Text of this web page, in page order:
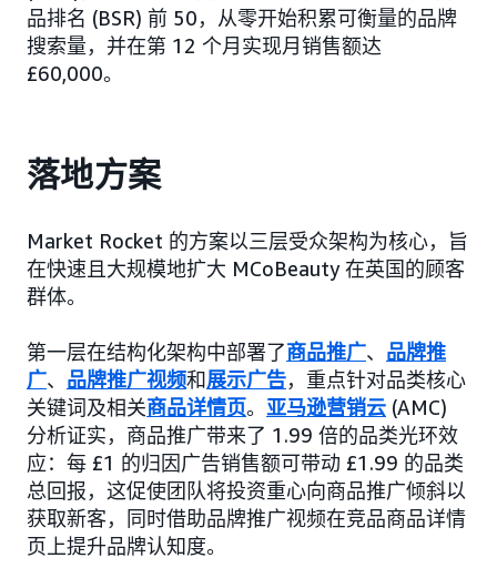
品排名 (BSR) 前 50，从零开始积累可衡量的品牌
搜索量，并在第 12 个月实现月销售额达
£60,000。
落地方案
Market Rocket 的方案以三层受众架构为核心，旨
在快速且大规模地扩大 MCoBeauty 在英国的顾客
群体。
第一层在结构化架构中部署了商品推广、 品牌推
广、 品牌推广视频和展示广告，重点针对品类核心
关键词及相关商品详情页。 亚马逊营销云 (AMC)
分析证实，商品推广带来了 1.99 倍的品类光环效
应：每 £1 的归因广告销售额可带动 £1.99 的品类
总回报，这促使团队将投资重心向商品推广倾斜以
获取新客，同时借助品牌推广视频在竞品商品详情
页上提升品牌认知度。